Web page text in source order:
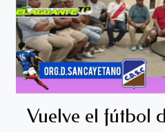
Vuelve el fútbol